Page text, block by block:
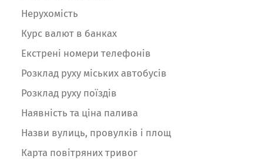
Нерухомість
Курс валют в банках
Екстрені номери телефонів
Розклад руху міських автобусів
Розклад руху поїздів
Наявність та ціна палива
Назви вулиць, провулків і площ
Карта повітряних тривог